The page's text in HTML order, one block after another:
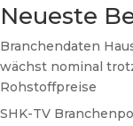
Neueste
Branchendaten
wächst nominal
Rohstoffpreise
SHK-TV